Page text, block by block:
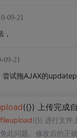
09-21
09-21
尝试拖AJAX的
({}) 上传完成
fileupload({}) 进行文件
此问题。修改后的正